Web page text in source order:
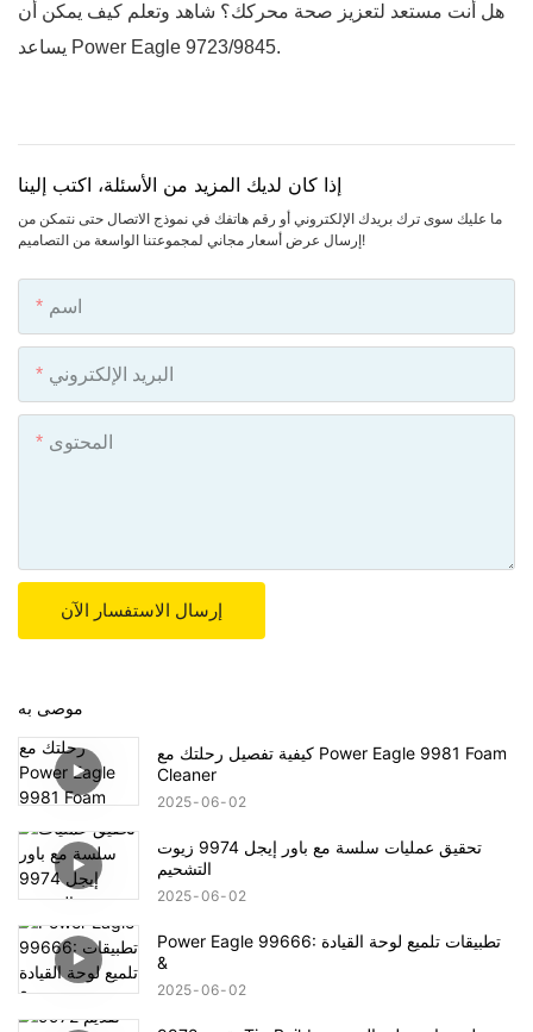
هل أنت مستعد لتعزيز صحة محركك؟ شاهد وتعلم كيف يمكن أن
يساعد Power Eagle 9723/9845.
إذا كان لديك المزيد من الأسئلة، اكتب إلينا
ما عليك سوى ترك بريدك الإلكتروني أو رقم هاتفك في نموذج الاتصال حتى نتمكن من
إرسال عرض أسعار مجاني لمجموعتنا الواسعة من التصاميم!
اسم
البريد الإلكتروني
المحتوى
إرسال الاستفسار الآن
موصى به
كيفية تفصيل رحلتك مع Power Eagle 9981 Foam
Cleaner
2025 06 02
تحقيق عمليات سلسة مع باور إيجل 9974 زيوت
التشحيم
2025 06 02
Power Eagle 99666: تطبيقات تلميع لوحة القيادة
&
2025 06 02